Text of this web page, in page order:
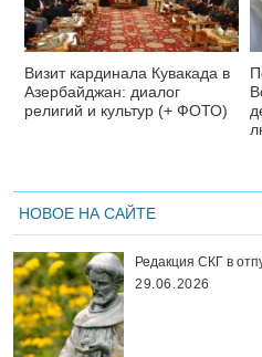
Визит кардинала Кувакада в
Азербайджан: диалог
религий и культур (+ ФОТО)
НОВОЕ НА САЙТЕ
Редакция СКГ в
29.06.2026